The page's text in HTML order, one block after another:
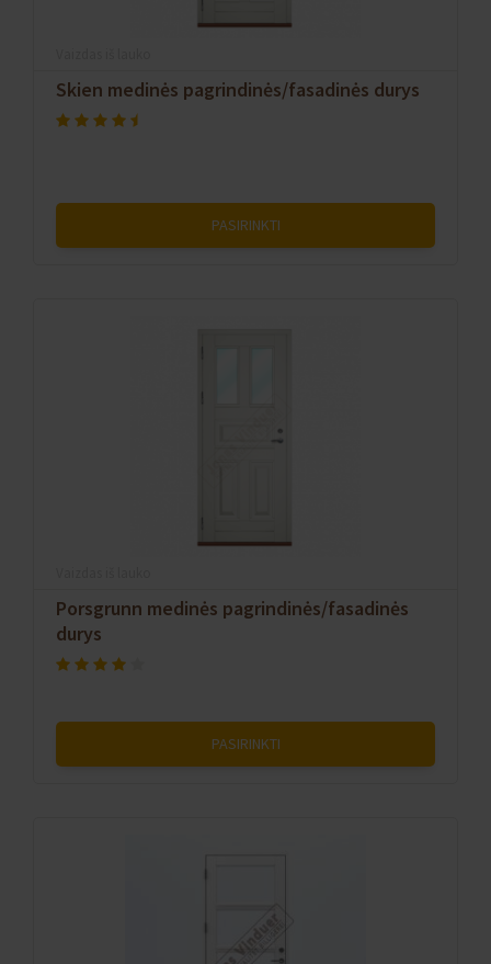
Skien medinės pagrindinės/fasadinės durys
PASIRINKTI
Porsgrunn medinės pagrindinės/fasadinės
durys
PASIRINKTI